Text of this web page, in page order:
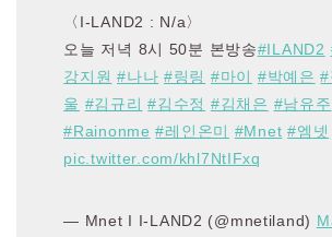
〈I-LAND2 : N/a〉
오늘 저녁 8시 50분 본방송#ILAND2
강지원 #나나 #링링 #마이 #박예은 #
울 #김규리 #김수정 #김채은 #남유주
#Rainonme #레인온미 #Mnet #엠넷
pic.twitter.com/khl7NtIFxq
— Mnet I I-LAND2 (@mnetiland)